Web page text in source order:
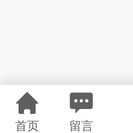
首页 留言